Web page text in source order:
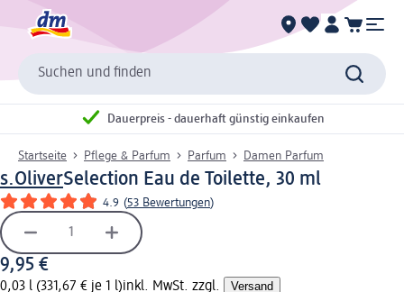
Suchen und finden
Dauerpreis - dauerhaft günstig einkaufen
Startseite Pflege & Parfum Parfum Damen Parfum
s.OliverSelection Eau de Toilette, 30 ml
4.9 (53 Bewertungen)
9,95 €
0,03 l (331,67 € je 1 l)inkl. MwSt. zzgl. Versand